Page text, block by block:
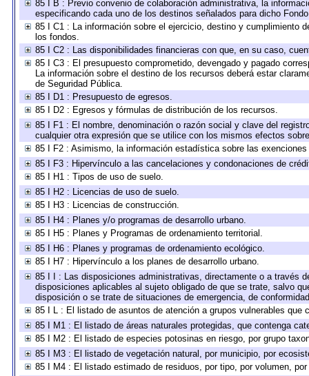
85 I B : Previo convenio de colaboración administrativa, la
especificando cada uno de los destinos señalados para dicho
85 I C1 : La información sobre el ejercicio, destino y cumplimiento
los fondos.
85 I C2 : Las disponibilidades financieras con que, en su caso,
85 I C3 : El presupuesto comprometido, devengado y pagado
La información sobre el destino de los recursos deberá estar
de Seguridad Pública.
85 I D1 : Presupuesto de egresos.
85 I D2 : Egresos y fórmulas de distribución de los recursos.
85 I F1 : El nombre, denominación o razón social y clave del
cualquier otra expresión que se utilice con los mismos efectos
85 I F2 : Asimismo, la información estadística sobre las
85 I F3 : Hipervínculo a las cancelaciones y condonaciones de
85 I H1 : Tipos de uso de suelo.
85 I H2 : Licencias de uso de suelo.
85 I H3 : Licencias de construcción.
85 I H4 : Planes y/o programas de desarrollo urbano.
85 I H5 : Planes y Programas de ordenamiento territorial.
85 I H6 : Planes y programas de ordenamiento ecológico.
85 I H7 : Hipervínculo a los planes de desarrollo urbano.
85 I I : Las disposiciones administrativas, directamente o a través
disposiciones aplicables al sujeto obligado de que se trate, salvo
disposición o se trate de situaciones de emergencia, de
85 I L : El listado de asuntos de atención a grupos vulnerables
85 I M1 : El listado de áreas naturales protegidas, que contenga
85 I M2 : El listado de especies potosinas en riesgo, por grupo
85 I M3 : El listado de vegetación natural, por municipio, por
85 I M4 : El listado estimado de residuos, por tipo, por volumen,